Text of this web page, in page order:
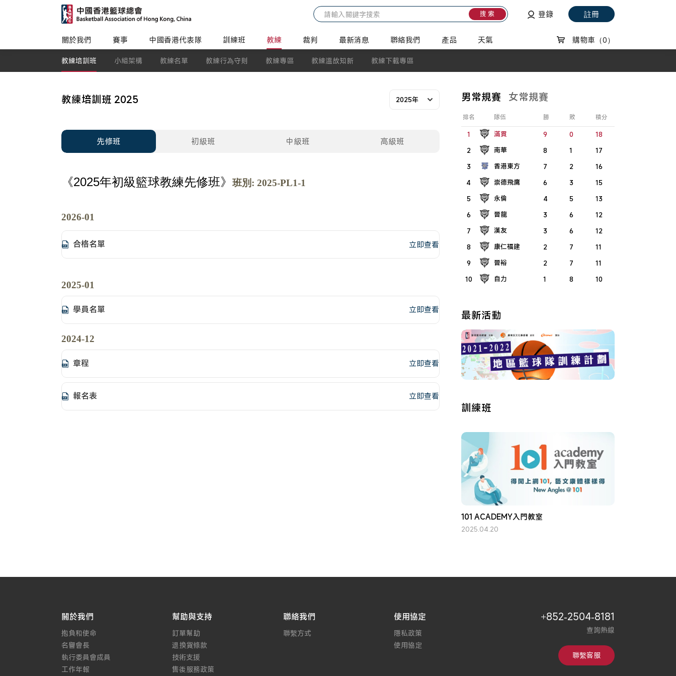
搜 索 登錄 註冊
關於我們 賽事 中國香港代表隊 訓練班 教練 裁判 最新消息 聯絡我們 產品 天氣 購物車 （0）
教練培訓班 小組架構 教練名單 教練行為守則 教練專區 教練溫故知新 教練下載專區
教練培訓班 2025 2025年
先修班 初級班 中級班 高級班
《2025年初級籃球教練先修班》 班別: 2025-PL1-1
2026-01
合格名單 立即查看
2025-01
學員名單 立即查看
2024-12
章程 立即查看
報名表 立即查看
男常規賽 女常規賽
排名 隊伍 勝 敗 積分
1 滿貫 9 0
18
2
南華 8 1
17
3
香港東方 7 2
16
4
崇德飛鷹 6 3
15
5
永倫 4 5
13
6
晉龍 3 6
12
7
漢友 3 6
12
8
康仁福建 2 7
11
9
晉裕 2 7
11
10
自力 1 8 10
最新活動
訓練班
101 ACADEMY入門教室
2025.04.20
關於我們
抱負和使命
名譽會長
執行委員會成員
工作年報
幫助與支持
訂單幫助
退換貨條款
技術支援
售後服務政策
聯絡我們
聯繫方式
使用協定
隱私政策
使用協定
+852-2504-8181
查詢熱線
聯繫客服